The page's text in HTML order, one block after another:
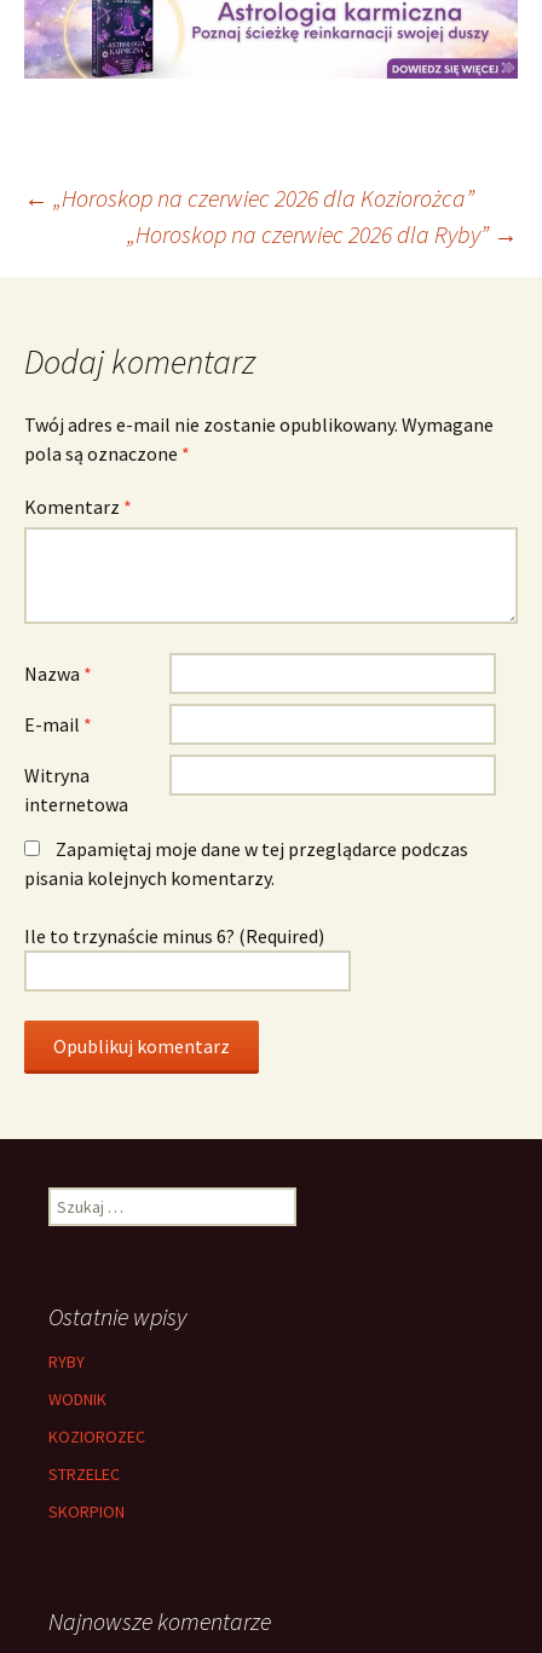
Nawigacja
wpisu
← „Horoskop na czerwiec 2026 dla Koziorożca”
„Horoskop na czerwiec 2026 dla Ryby” →
Dodaj komentarz
Twój adres e-mail nie zostanie opublikowany. Wymagane
pola są oznaczone *
Komentarz *
Nazwa *
E-mail *
Witryna
internetowa
Zapamiętaj moje dane w tej przeglądarce podczas
pisania kolejnych komentarzy.
Ile to trzynaście minus 6? (Required)
Szukaj:
Ostatnie wpisy
RYBY
WODNIK
KOZIOROZEC
STRZELEC
SKORPION
Najnowsze komentarze